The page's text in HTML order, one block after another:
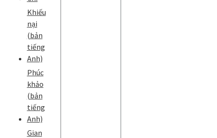
Khiếu
nại
(bản
tiếng
Anh)
Phúc
khảo
(bản
tiếng
Anh)
Gian